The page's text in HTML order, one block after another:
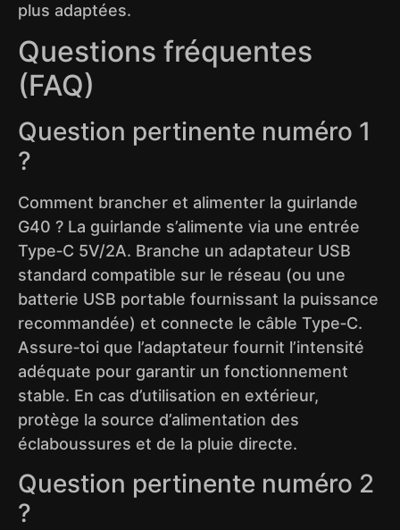
plus adaptées.
Questions fréquentes
(FAQ)
Question pertinente numéro 1
?
Comment brancher et alimenter la guirlande
G40 ? La guirlande s’alimente via une entrée
Type‑C 5V/2A. Branche un adaptateur USB
standard compatible sur le réseau (ou une
batterie USB portable fournissant la puissance
recommandée) et connecte le câble Type‑C.
Assure‑toi que l’adaptateur fournit l’intensité
adéquate pour garantir un fonctionnement
stable. En cas d’utilisation en extérieur,
protège la source d’alimentation des
éclaboussures et de la pluie directe.
Question pertinente numéro 2
?